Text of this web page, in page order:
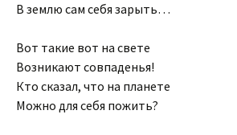
В землю сам себя зарыть…
Вот такие вот на свете
Возникают совпаденья!
Кто сказал, что на планете
Можно для себя пожить?